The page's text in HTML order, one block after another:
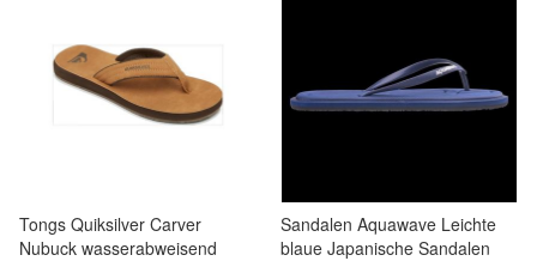
Tongs Quiksilver Carver
Nubuck wasserabweisend
Sandalen Aquawave Leichte
blaue Japanische Sandalen